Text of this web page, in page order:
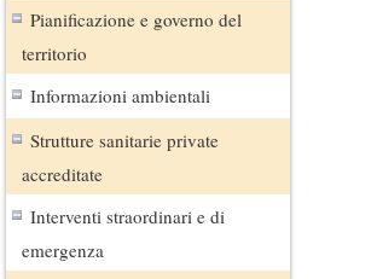
Pianificazione e governo del
territorio
Informazioni ambientali
Strutture sanitarie private
accreditate
Interventi straordinari e di
emergenza